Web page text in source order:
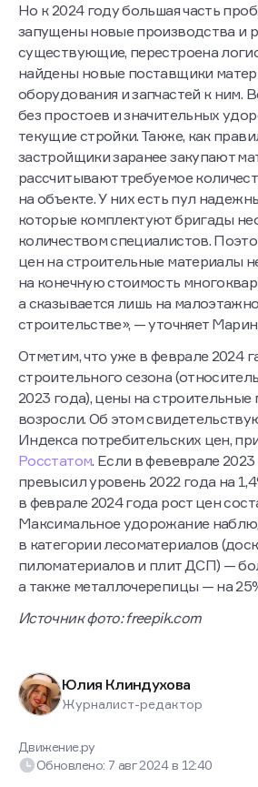
Но к 2024 году большая часть
запущены новые производства и
существующие, перестроена
найдены новые поставщики
оборудования и запчастей к ним.
без простоев и значительных
текущие стройки. Также, как
застройщики заранее закупают
рассчитывают требуемое
на объекте. У них есть пул
которые комплектуют бригады
количеством специалистов.
цен на строительные материалы
на конечную стоимость
а сказывается лишь на
строительстве», — уточняет
Отметим, что уже в феврале 2024
строительного сезона
2023 года), цены на строительные
возросли. Об этом
Индекса потребительских цен,
Росстатом. Если в февеврале
превысил уровень 2022 года на
в феврале 2024 года рост цен
Максимальное удорожание
в категории лесоматериалов
пиломатериалов и плит ДСП) —
а также металлочерепицы — на
Источник фото: freepik.com
Юлия Клиндухова
Журналист-редактор
Движение.ру
Обновлено: 7 авг 2024в 12:40